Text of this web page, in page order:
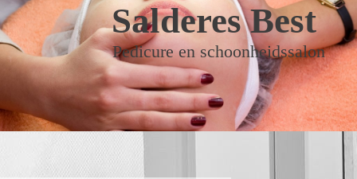
Salderes Best
Pedicure en schoonheidssalon